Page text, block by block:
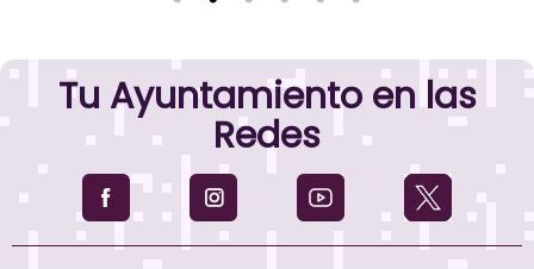
Tu Ayuntamiento en las
Redes